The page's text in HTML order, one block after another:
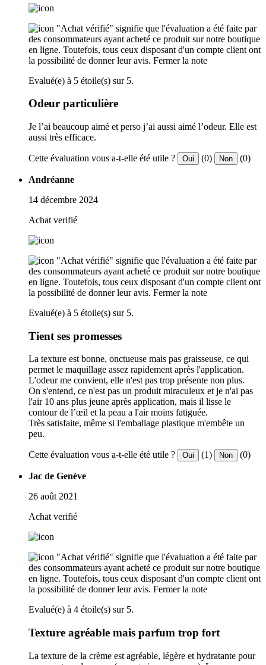
"Achat vérifié" signifie que l'évaluation a été faite par
des consommateurs ayant acheté ce produit sur notre boutique
en ligne. Toutefois, tous ceux disposant d'un compte client ont
la possibilité de donner leur avis. Fermer la note
Evalué(e) à 5 étoile(s) sur 5.
Odeur particulière
Je l’ai beaucoup aimé et perso j’ai aussi aimé l’odeur. Elle est
aussi très efficace.
Cette évaluation vous a-t-elle été utile ? Oui (0) Non (0)
Andréanne
14 décembre 2024
Achat verifié
"Achat vérifié" signifie que l'évaluation a été faite par
des consommateurs ayant acheté ce produit sur notre boutique
en ligne. Toutefois, tous ceux disposant d'un compte client ont
la possibilité de donner leur avis. Fermer la note
Evalué(e) à 5 étoile(s) sur 5.
Tient ses promesses
La texture est bonne, onctueuse mais pas graisseuse, ce qui
permet le maquillage assez rapidement après l'application.
L'odeur me convient, elle n'est pas trop présente non plus.
On s'entend, ce n'est pas un produit miraculeux et je n'ai pas
l'air 10 ans plus jeune après application, mais il lisse le
contour de l’œil et la peau a l'air moins fatiguée.
Très satisfaite, même si l'emballage plastique m'embête un
peu.
Cette évaluation vous a-t-elle été utile ? Oui (1) Non (0)
Jac de Genève
26 août 2021
Achat verifié
"Achat vérifié" signifie que l'évaluation a été faite par
des consommateurs ayant acheté ce produit sur notre boutique
en ligne. Toutefois, tous ceux disposant d'un compte client ont
la possibilité de donner leur avis. Fermer la note
Evalué(e) à 4 étoile(s) sur 5.
Texture agréable mais parfum trop fort
La texture de la crème est agréable, légère et hydratante pour